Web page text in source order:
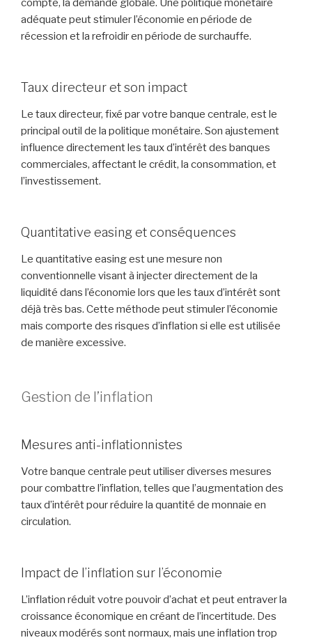
compte, la demande globale. Une politique monétaire
adéquate peut stimuler l’économie en période de
récession et la refroidir en période de surchauffe.
Taux directeur et son impact
Le taux directeur, fixé par votre banque centrale, est le
principal outil de la politique monétaire. Son ajustement
influence directement les taux d’intérêt des banques
commerciales, affectant le crédit, la consommation, et
l’investissement.
Quantitative easing et conséquences
Le quantitative easing est une mesure non
conventionnelle visant à injecter directement de la
liquidité dans l’économie lors que les taux d’intérêt sont
déjà très bas. Cette méthode peut stimuler l’économie
mais comporte des risques d’inflation si elle est utilisée
de manière excessive.
Gestion de l’inflation
Mesures anti-inflationnistes
Votre banque centrale peut utiliser diverses mesures
pour combattre l’inflation, telles que l’augmentation des
taux d’intérêt pour réduire la quantité de monnaie en
circulation.
Impact de l’inflation sur l’économie
L’inflation réduit votre pouvoir d’achat et peut entraver la
croissance économique en créant de l’incertitude. Des
niveaux modérés sont normaux, mais une inflation trop